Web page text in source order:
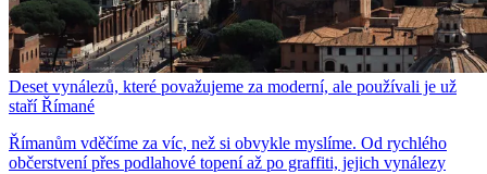
Deset vynálezů, které považujeme za moderní, ale používali je už
staří Římané
Římanům vděčíme za víc, než si obvykle myslíme. Od rychlého
občerstvení přes podlahové topení až po graffiti, jejich vynálezy